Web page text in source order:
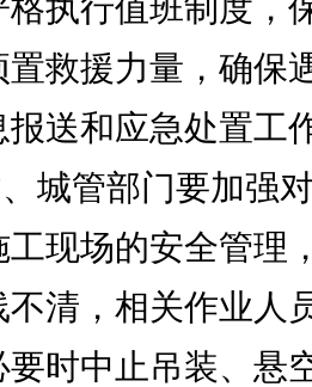
执行值班制度，
置救援力量，确保
送和应急处置工
管部门要加强对
工现场的安全管理
不清，相关作业人
要时中止吊装、悬